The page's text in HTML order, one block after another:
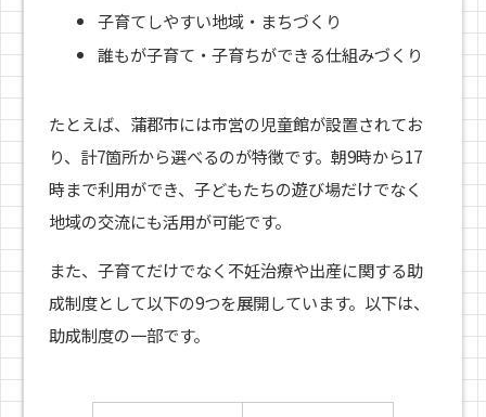
子育てしやすい地域・まちづくり
誰もが子育て・子育ちができる仕組みづくり
たとえば、蒲郡市には市営の児童館が設置されてお
り、計7箇所から選べるのが特徴です。朝9時から17
時まで利用ができ、子どもたちの遊び場だけでなく
地域の交流にも活用が可能です。
また、子育てだけでなく不妊治療や出産に関する助
成制度として以下の9つを展開しています。以下は、
助成制度の一部です。